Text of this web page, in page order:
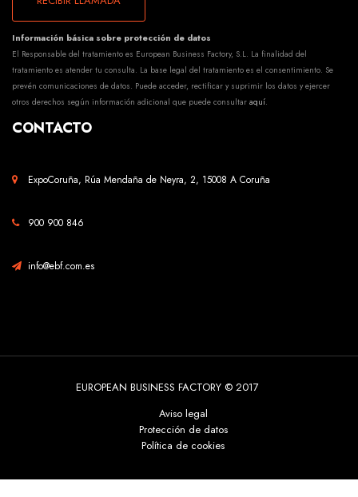
Información básica sobre protección de datos
El Responsable del tratamiento es European Business Factory, S.L. La finalidad del
tratamiento es atender tu consulta. La base legal del tratamiento es el consentimiento. Se
prevén comunicaciones de datos. Puede acceder, rectificar y suprimir los datos y ejercer
otros derechos según información adicional que puede consultar aquí.
CONTACTO
ExpoCoruña, Rúa Mendaña de Neyra, 2, 15008 A Coruña
900 900 846
info@ebf.com.es
EUROPEAN BUSINESS FACTORY © 2017
Aviso legal
Protección de datos
Política de cookies